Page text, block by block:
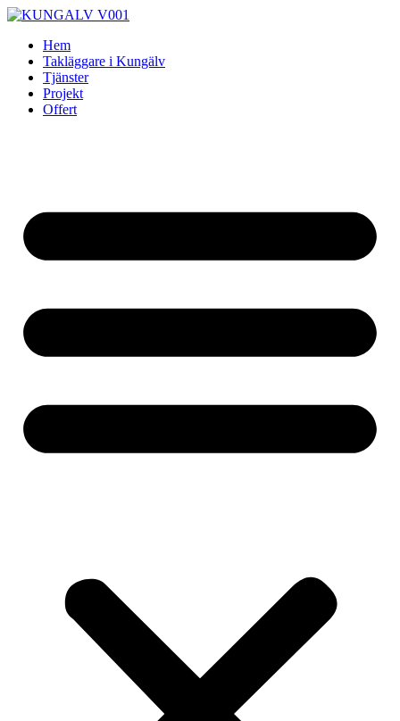
Skip
contentHem
Takläggare i Kungälv
Tjänster
Projekt
Offert